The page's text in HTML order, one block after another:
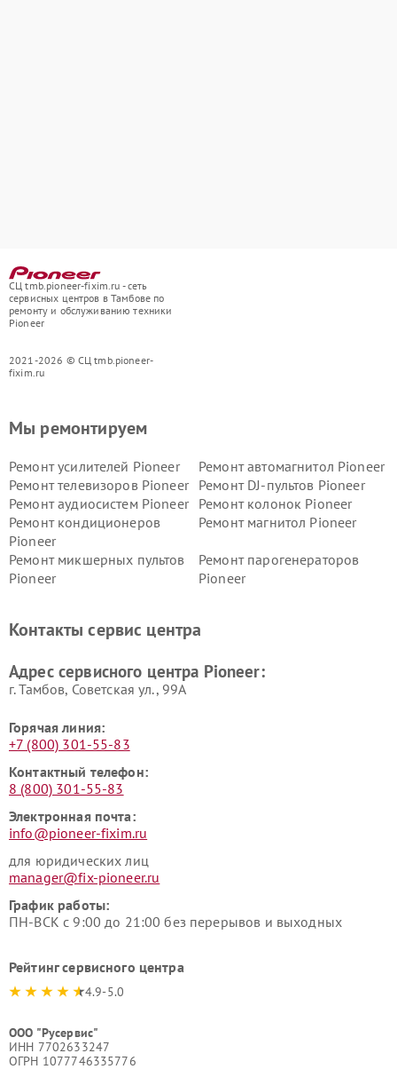
СЦ tmb.pioneer-fixim.ru - сеть
сервисных центров в Тамбове по
ремонту и обслуживанию техники
Pioneer
2021-2026 © СЦ tmb.pioneer-
fixim.ru
Мы ремонтируем
Ремонт усилителей Pioneer
Ремонт автомагнитол Pioneer
Ремонт телевизоров Pioneer
Ремонт DJ-пультов Pioneer
Ремонт аудиосистем Pioneer
Ремонт колонок Pioneer
Ремонт кондиционеров
Pioneer
Ремонт магнитол Pioneer
Ремонт микшерных пультов
Pioneer
Ремонт парогенераторов
Pioneer
Контакты сервис центра
Адрес сервисного центра Pioneer:
г. Тамбов, Советская ул., 99А
Горячая линия:
+7 (800) 301-55-83
Контактный телефон:
8 (800) 301-55-83
Электронная почта:
info@pioneer-fixim.ru
для юридических лиц
manager@fix-pioneer.ru
График работы:
ПН-ВСК с 9:00 до 21:00 без перерывов и выходных
Рейтинг сервисного центра
4.9-5.0
ООО "Русервис"
ИНН 7702633247
ОГРН 1077746335776